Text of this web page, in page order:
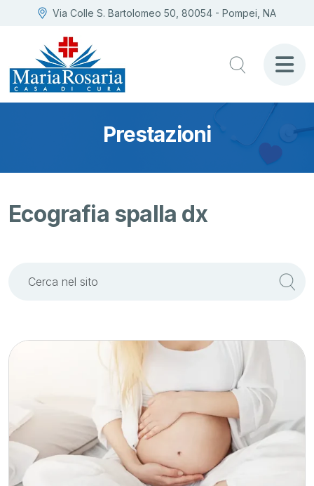
Via Colle S. Bartolomeo 50, 80054 - Pompei, NA
Prestazioni
Ecografia spalla dx